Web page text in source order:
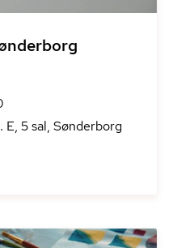
5 sal, Sønderborg